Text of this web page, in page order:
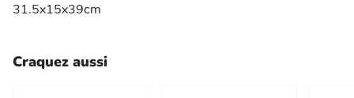
31.5x15x39cm
Craquez aussi